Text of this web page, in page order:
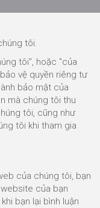
tôi.
tôi", hoặc "của
vệ quyền riêng tư
bảo mật của
mà chúng tôi thu
tôi, cũng như
tôi khi tham gia
của chúng tôi, bạn
của bạn
bạn lại bình luận